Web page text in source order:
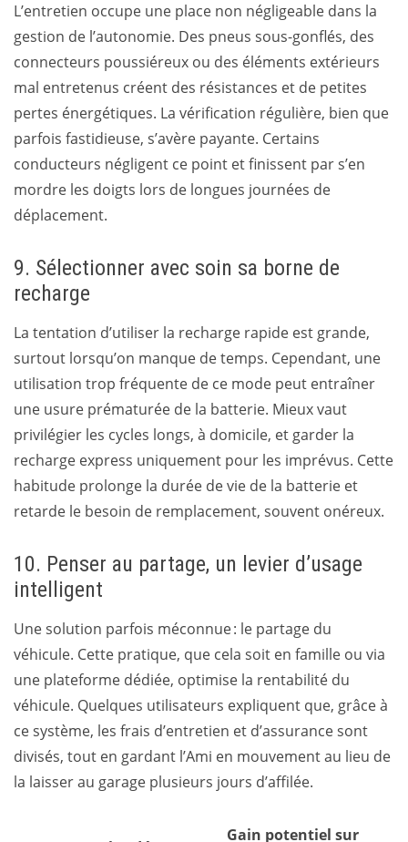
L’entretien occupe une place non négligeable dans la
gestion de l’autonomie. Des pneus sous-gonflés, des
connecteurs poussiéreux ou des éléments extérieurs
mal entretenus créent des résistances et de petites
pertes énergétiques. La vérification régulière, bien que
parfois fastidieuse, s’avère payante. Certains
conducteurs négligent ce point et finissent par s’en
mordre les doigts lors de longues journées de
déplacement.
9. Sélectionner avec soin sa borne de
recharge
La tentation d’utiliser la recharge rapide est grande,
surtout lorsqu’on manque de temps. Cependant, une
utilisation trop fréquente de ce mode peut entraîner
une usure prématurée de la batterie. Mieux vaut
privilégier les cycles longs, à domicile, et garder la
recharge express uniquement pour les imprévus. Cette
habitude prolonge la durée de vie de la batterie et
retarde le besoin de remplacement, souvent onéreux.
10. Penser au partage, un levier d’usage
intelligent
Une solution parfois méconnue : le partage du
véhicule. Cette pratique, que cela soit en famille ou via
une plateforme dédiée, optimise la rentabilité du
véhicule. Quelques utilisateurs expliquent que, grâce à
ce système, les frais d’entretien et d’assurance sont
divisés, tout en gardant l’Ami en mouvement au lieu de
la laisser au garage plusieurs jours d’affilée.
Gain potentiel sur